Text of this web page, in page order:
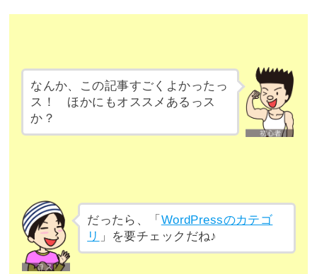
なんか、この記事すごくよかったっ
ス！ ほかにもオススメあるっス
か？
だったら、「 WordPressのカテゴ
リ 」を要チェックだね♪